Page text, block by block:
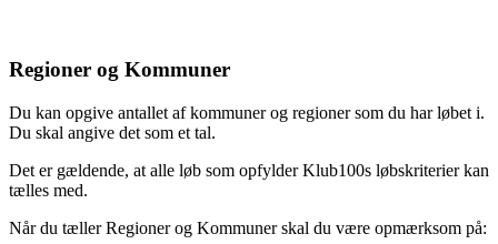
Regioner og Kommuner
Du kan opgive antallet af kommuner og regioner som du har løbet i.
Du skal angive det som et tal.
Det er gældende, at alle løb som opfylder Klub100s løbskriterier kan
tælles med.
Når du tæller Regioner og Kommuner skal du være opmærksom på: